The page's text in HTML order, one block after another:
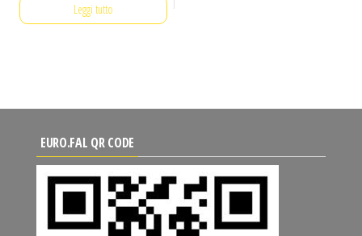
Leggi tutto
EURO.FAL QR CODE